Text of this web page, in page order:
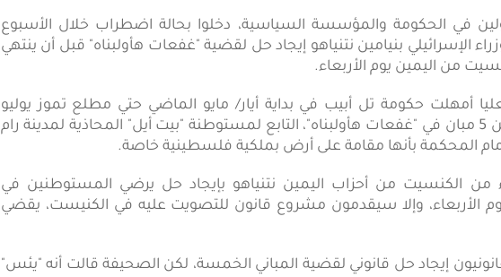
في الحكومة والمؤسسة السياسية، دخلوا بحالة اضطراب خلال الأسبوع
الإسرائيلي بنيامين نتنياهو إيجاد حل لقضية "غفعات هأولبناه" قبل أن ينتهي
من اليمين يوم الأربعاء.
أمهلت حكومة تل أبيب في بداية أيار/ مايو الماضي حتي مطلع تموز يوليو
المقبل؛ بإخلاء المستوطنين من 5 مبان في "غفعات هأولبناه"، التابع لمستوطنة "بيت أيل" المحاذية لمدينة رام
أمام المحكمة بأنها مقامة على أرض بملكية فلسطينية خاصة.
الكنسيت من أحزاب اليمين نتنياهو بإيجاد حل يرضي المستوطنين في
الأربعاء، وإلا سيقدمون مشروع قانون للتصويت عليه في الكنيست، يقضي
إيجاد حل قانوني لقضية المباني الخمسة، لكن الصحيفة قالت أنه "يئس"